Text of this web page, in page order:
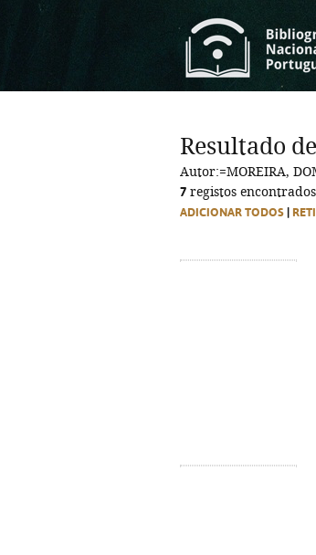
Resultado
Autor:=MOREIRA,
7 registos encontrados
ADICIONAR TODOS